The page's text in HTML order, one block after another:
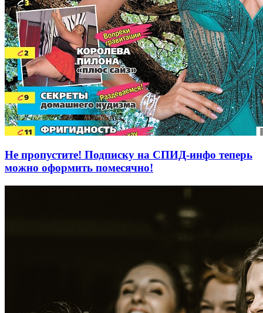
Не пропустите! Подписку на СПИД-инфо теперь
можно оформить помесячно!